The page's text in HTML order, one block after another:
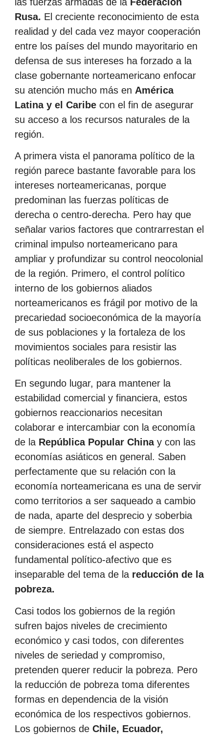
Rusa. El creciente reconocimiento de esta
realidad y del cada vez mayor cooperación
entre los países del mundo mayoritario en
defensa de sus intereses ha forzado a la
clase gobernante norteamericano enfocar
su atención mucho más en América
Latina y el Caribe con el fin de asegurar
su acceso a los recursos naturales de la
región.
A primera vista el panorama político de la
región parece bastante favorable para los
intereses norteamericanas, porque
predominan las fuerzas políticas de
derecha o centro-derecha. Pero hay que
señalar varios factores que contrarrestan el
criminal impulso norteamericano para
ampliar y profundizar su control neocolonial
de la región. Primero, el control político
interno de los gobiernos aliados
norteamericanos es frágil por motivo de la
precariedad socioeconómica de la mayoría
de sus poblaciones y la fortaleza de los
movimientos sociales para resistir las
políticas neoliberales de los gobiernos.
En segundo lugar, para mantener la
estabilidad comercial y financiera, estos
gobiernos reaccionarios necesitan
colaborar e intercambiar con la economía
de la República Popular Chinay con las
economías asiáticos en general. Saben
perfectamente que su relación con la
economía norteamericana es una de servir
como territorios a ser saqueado a cambio
de nada, aparte del desprecio y soberbia
de siempre. Entrelazado con estas dos
consideraciones está el aspecto
fundamental político-afectivo que es
inseparable del tema de la reducción de la
pobreza.
Casi todos los gobiernos de la región
sufren bajos niveles de crecimiento
económico y casi todos, con diferentes
niveles de seriedad y compromiso,
pretenden querer reducir la pobreza. Pero
la reducción de pobreza toma diferentes
formas en dependencia de la visión
económica de los respectivos gobiernos.
Los gobiernos de Chile, Ecuador,